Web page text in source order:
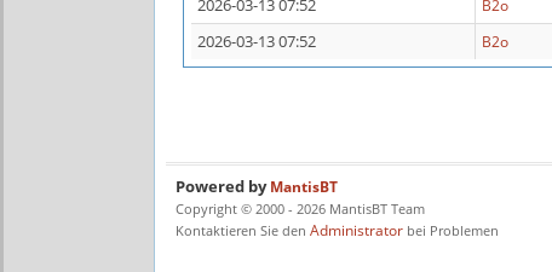
2026-03-13 07:52
B2o
2026-03-13 07:52
B2o
Powered byMantisBT
Copyright © 2000 - 2026 MantisBT Team
Kontaktieren Sie den Administrator bei Problemen